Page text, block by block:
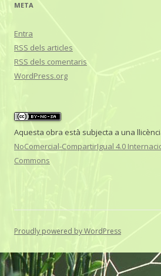
META
Entra
RSS dels articles
RSS dels comentaris
WordPress.org
Aquesta obra està subjecta a una
NoComercial-CompartirIgual 4.0
Commons
Proudly powered by WordPress